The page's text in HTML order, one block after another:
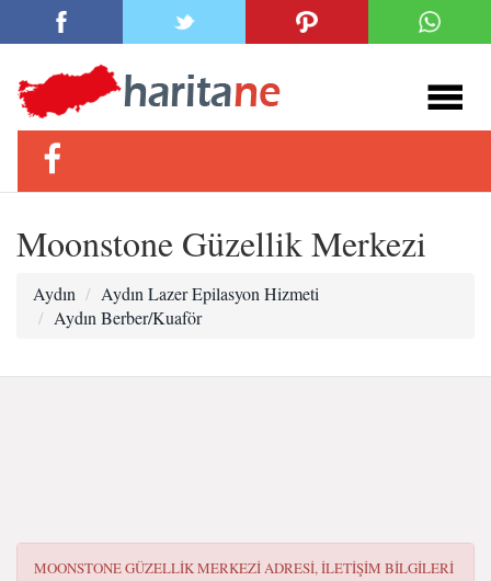
Moonstone Güzellik Merkezi
Aydın
Aydın Lazer Epilasyon Hizmeti
Aydın Berber/Kuaför
MOONSTONE GÜZELLIK MERKEZIADRESI, ILETIŞIM BILGILERI